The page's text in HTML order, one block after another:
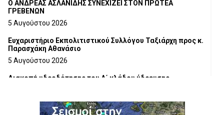
Ο ΑΝΔΡΕΑΣ ΑΣΛΑΝΙΔΗΣ ΣΥΝΕΧΙΖΕΙ ΣΤΟΝ ΠΡΩΤΕΑ
ΓΡΕΒΕΝΩΝ
5 Αυγούστου 2026
Ευχαριστήριο Εκπολιτιστικού Συλλόγου Ταξιάρχη προς κ.
Παρασχάκη Αθανάσιο
5 Αυγούστου 2026
Διακοπή υδροδότησης του Α΄ κλάδου ύδρευσης
Η Marseaux στα Γρεβενά για μια μοναδική συναυλία